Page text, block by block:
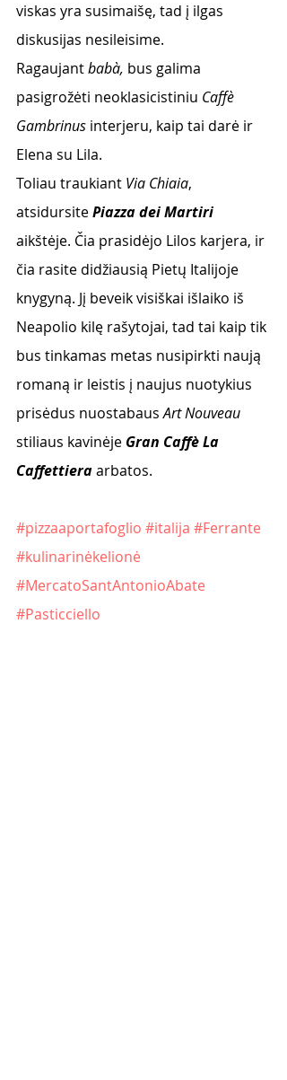
viskas yra susimaišę, tad į ilgas
diskusijas nesileisime.
Ragaujant babà, bus galima
pasigrožėti neoklasicistiniu Caffè
Gambrinus interjeru, kaip tai darė ir
Elena su Lila.
Toliau traukiant Via Chiaia,
atsidursite Piazza dei Martiri
aikštėje. Čia prasidėjo Lilos karjera, ir
čia rasite didžiausią Pietų Italijoje
knygyną. Jį beveik visiškai išlaiko iš
Neapolio kilę rašytojai, tad tai kaip tik
bus tinkamas metas nusipirkti naują
romaną ir leistis į naujus nuotykius
prisėdus nuostabaus Art Nouveau
stiliaus kavinėje Gran Caffè La
Caffettiera arbatos.
#pizzaaportafoglio #italija #Ferrante
#kulinarinėkelionė
#MercatoSantAntonioAbate
#Pasticciello